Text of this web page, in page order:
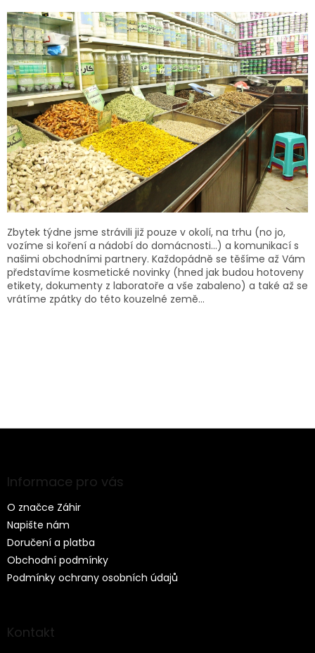
Zbytek týdne jsme strávili již pouze v okolí, na trhu (no jo,
vozíme si koření a nádobí do domácnosti...) a komunikací s
našimi obchodními partnery. Každopádně se těšíme až Vám
představíme kosmetické novinky (hned jak budou hotoveny
etikety, dokumenty z laboratoře a vše zabaleno) a také až se
vrátíme zpátky do této kouzelné země...
Z
aInformace pro vás
O značce Záhir
Napište nám
Doručení a platba
Obchodní podmínky
Podmínky ochrany osobních údajů
Kontakt